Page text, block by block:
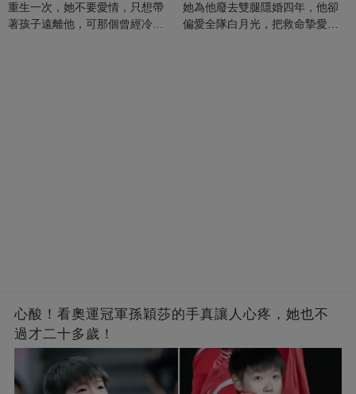
重生一次，她不要愛情，只想帶
著孩子遠離他，可那個曾經冷漠
她為他廢去雙腿隱婚四年，他卻
偏愛全隊白月光，把救命摯愛當
心酸！看奧運冠軍孫穎莎的手真讓人心疼，她也不
過才二十多歲！